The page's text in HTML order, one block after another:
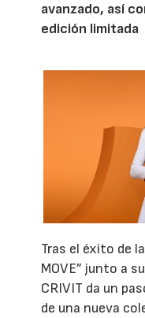
avanzado, así
edición limitada
Tras el éxito de
MOVE” junto a
CRIVIT da un
de una nueva